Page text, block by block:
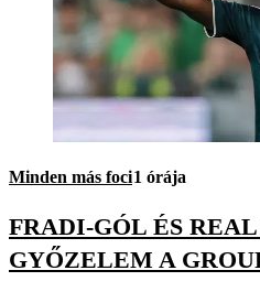
Minden más foci1 órája
FRADI-GÓL ÉS
GYŐZELEM A